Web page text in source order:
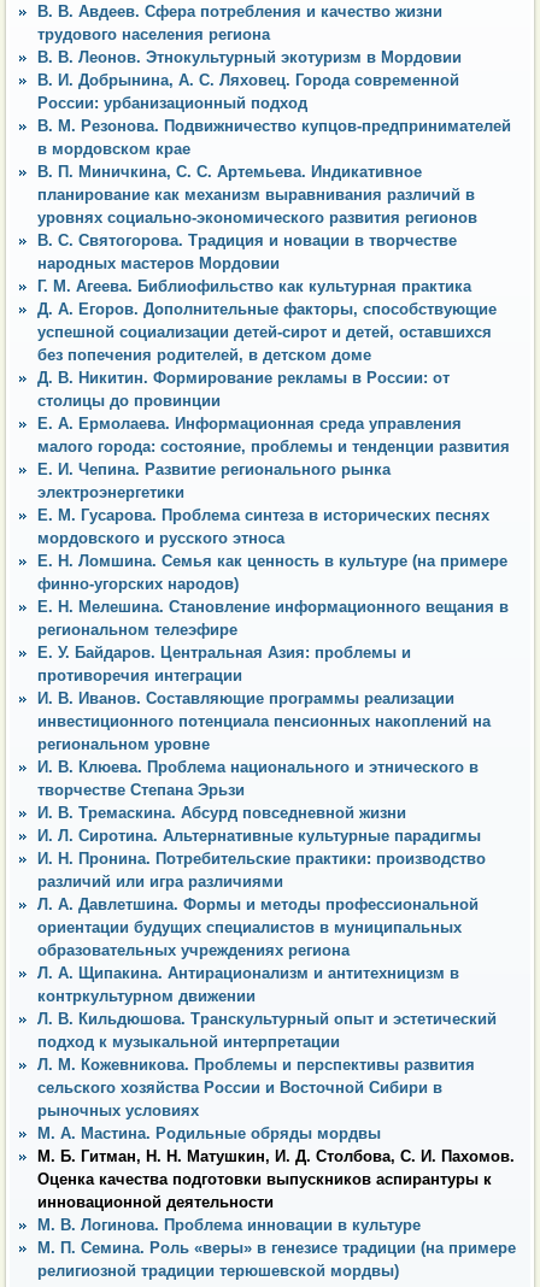
В. В. Авдеев. Сфера потребления и качество жизни
трудового населения региона
В. В. Леонов. Этнокультурный экотуризм в Мордовии
В. И. Добрынина, А. С. Ляховец. Города современной
России: урбанизационный подход
В. М. Резонова. Подвижничество купцов-предпринимателей
в мордовском крае
В. П. Миничкина, С. С. Артемьева. Индикативное
планирование как механизм выравнивания различий в
уровнях социально-экономического развития регионов
В. С. Святогорова. Традиция и новации в творчестве
народных мастеров Мордовии
Г. М. Агеева. Библиофильство как культурная практика
Д. А. Егоров. Дополнительные факторы, способствующие
успешной социализации детей-сирот и детей, оставшихся
без попечения родителей, в детском доме
Д. В. Никитин. Формирование рекламы в России: от
столицы до провинции
Е. А. Ермолаева. Информационная среда управления
малого города: состояние, проблемы и тенденции развития
Е. И. Чепина. Развитие регионального рынка
электроэнергетики
Е. М. Гусарова. Проблема синтеза в исторических песнях
мордовского и русского этноса
Е. Н. Ломшина. Семья как ценность в культуре (на примере
финно-угорских народов)
Е. Н. Мелешина. Становление информационного вещания в
региональном телеэфире
Е. У. Байдаров. Центральная Азия: проблемы и
противоречия интеграции
И. В. Иванов. Составляющие программы реализации
инвестиционного потенциала пенсионных накоплений на
региональном уровне
И. В. Клюева. Проблема национального и этнического в
творчестве Степана Эрьзи
И. В. Тремаскина. Абсурд повседневной жизни
И. Л. Сиротина. Альтернативные культурные парадигмы
И. Н. Пронина. Потребительские практики: производство
различий или игра различиями
Л. А. Давлетшина. Формы и методы профессиональной
ориентации будущих специалистов в муниципальных
образовательных учреждениях региона
Л. А. Щипакина. Антирационализм и антитехницизм в
контркультурном движении
Л. В. Кильдюшова. Транскультурный опыт и эстетический
подход к музыкальной интерпретации
Л. М. Кожевникова. Проблемы и перспективы развития
сельского хозяйства России и Восточной Сибири в
рыночных условиях
М. А. Мастина. Родильные обряды мордвы
М. Б. Гитман, Н. Н. Матушкин, И. Д. Столбова, С. И. Пахомов.
Оценка качества подготовки выпускников аспирантуры к
инновационной деятельности
М. В. Логинова. Проблема инновации в культуре
М. П. Семина. Роль «веры» в генезисе традиции (на примере
религиозной традиции терюшевской мордвы)